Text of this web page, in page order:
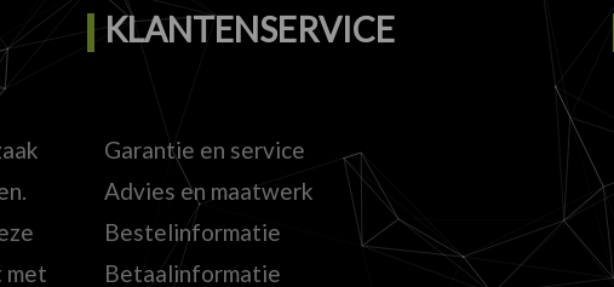
met
KLANTENSERVICE
Garantie en service
Advies en maatwerk
Bestelinformatie
Betaalinformatie